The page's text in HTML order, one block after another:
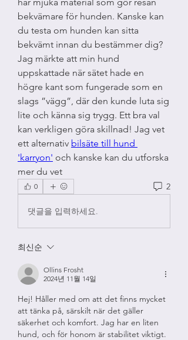
bekvämare för hunden. Kanske kan
du testa om hunden kan sitta
bekvämt innan du bestämmer dig?
Jag märkte att min hund
uppskattade när sätet hade en
högre kant som fungerade som en
slags ”vägg”, där den kunde luta sig
lite och känna sig trygg. Ett bra val
kan verkligen göra skillnad! Jag vet
ett alternativ bilsäte till hund
'karryon' och kanske kan du utforska
mer du vet
0 2
댓글을 입력하세요.
최신순
Ollins Frosht
2024년 11월 14일
Hej! Håller med om att det finns mycket
att tänka på, särskilt när det gäller
säkerhet och komfort. Jag har en liten
hund, och för honom är stabilitet viktigt.